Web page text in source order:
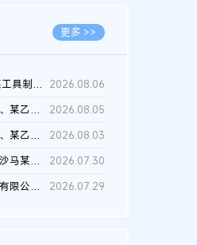
更多 >>
上诉人I某工具制品有限公司与被上诉人程某及一审被告中华人民共和...
2026.08.06
某甲公司、某乙公司、某丙公司申请诉前行为保全复议裁定书
2026.08.05
某甲公司、某乙公司、官某与某丙公司专利申请权权属纠纷 二审判决...
2026.08.03
谭某与长沙马某堆农产品股份有限公司滥用市场支配地位纠纷二审裁...
2026.07.30
杭州华某有限公司与菲某有限公司侵害发明专利权纠纷 2026.07.29